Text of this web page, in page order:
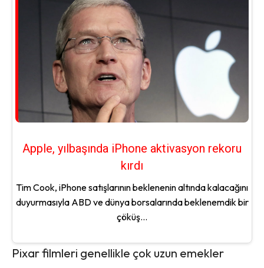
Apple, yılbaşında iPhone aktivasyon rekoru
kırdı
Tim Cook, iPhone satışlarının beklenenin altında kalacağını
duyurmasıyla ABD ve dünya borsalarında beklenemdik bir
çöküş...
Pixar filmleri genellikle çok uzun emekler